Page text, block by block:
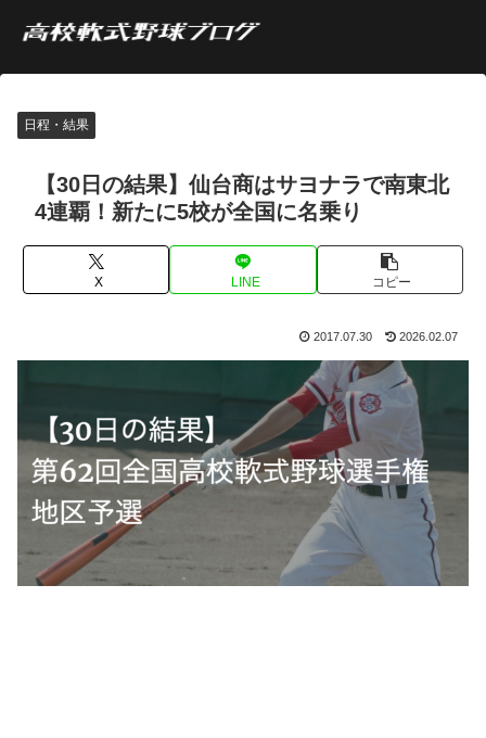
日程・結果
【30日の結果】仙台商はサヨナラで南東北
4連覇！新たに5校が全国に名乗り
X LINE コピー
2017.07.30 2026.02.07